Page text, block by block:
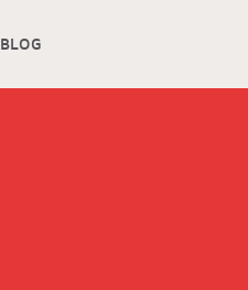
BLOG